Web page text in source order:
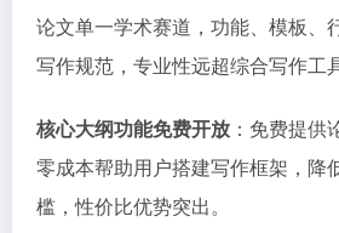
论文单一学术赛道，功能、模板、
写作规范，专业性远超综合写作工具
核心大纲功能免费开放 ：免费提供
零成本帮助用户搭建写作框架，降
槛，性价比优势突出。